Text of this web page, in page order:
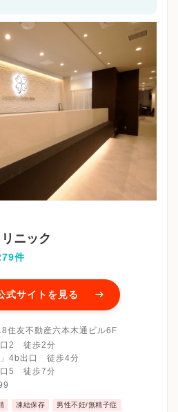
ニック
件
式サイトを見る
住友不動産六本木通ビル6F
口2 徒歩2分
」4b出口 徒歩4分
口5 徒歩7分
凍結保存 男性不妊/無精子症